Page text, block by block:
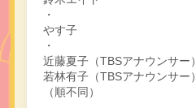
・
やす子
・
近藤夏子（TBSアナウンサー）
若林有子（TBSアナウンサー）
（順不同）